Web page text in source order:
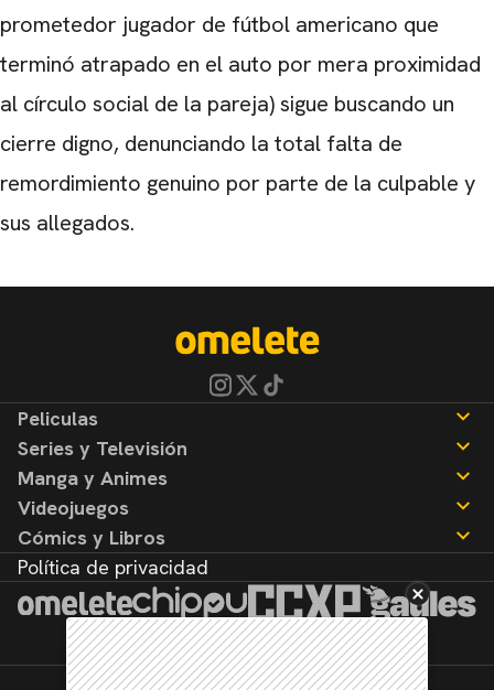
prometedor jugador de fútbol americano que
terminó atrapado en el auto por mera proximidad
al círculo social de la pareja) sigue buscando un
cierre digno, denunciando la total falta de
remordimiento genuino por parte de la culpable y
sus allegados.
Peliculas
Noticias
Reseñas
Series y Televisión
Noticias
Reseñas
Manga y Animes
Noticias
Reseñas
Videojuegos
Noticias
Reseñas
Cómics y Libros
Noticias
Reseñas
Política de privacidad